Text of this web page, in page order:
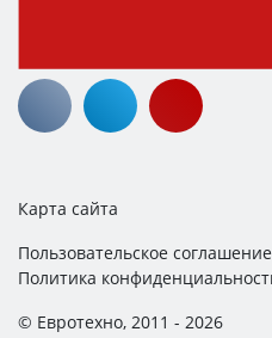
Карта сайта
Пользовательское соглашение
Политика
© Евротехно, 2011 - 2026